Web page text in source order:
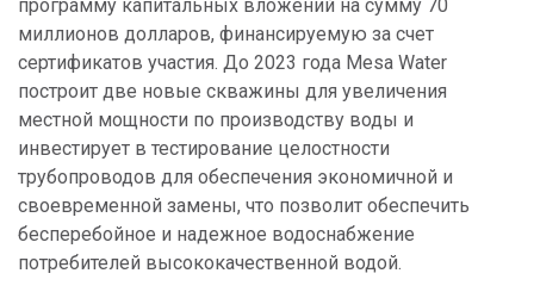
программу капитальных вложений на сумму 70
миллионов долларов, финансируемую за счет
сертификатов участия. До 2023 года Mesa Water
построит две новые скважины для увеличения
местной мощности по производству воды и
инвестирует в тестирование целостности
трубопроводов для обеспечения экономичной и
своевременной замены, что позволит обеспечить
бесперебойное и надежное водоснабжение
потребителей высококачественной водой.